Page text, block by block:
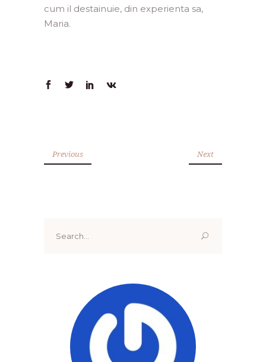
cum il destainuie, din experienta sa,
Maria.
Previous Next
for: